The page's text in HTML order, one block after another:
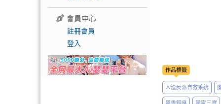
會員中心
註冊會員
登入
作品標籤
人渣反派自救系統